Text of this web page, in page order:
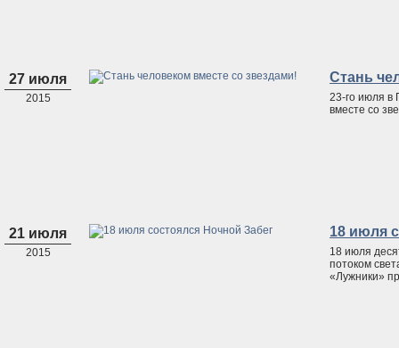
27 июля
2015
Стань
23-го июля в
вместе со
21 июля
2015
18 июля
18 июля
потоком
«Лужники»